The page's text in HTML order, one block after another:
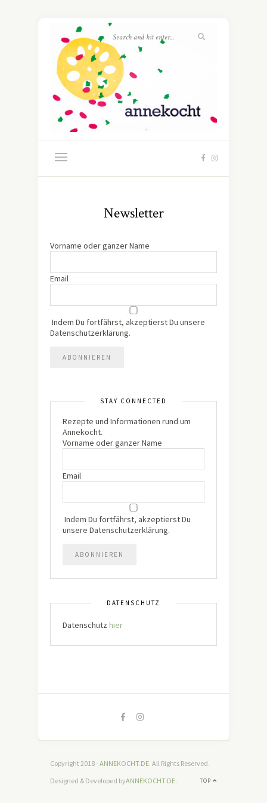
Newsletter
Vorname oder ganzer Name
Email
Indem Du fortfährst, akzeptierst Du unsere
Datenschutzerklärung.
STAY CONNECTED
Rezepte und Informationen rund um
Annekocht.
Vorname oder ganzer Name
Email
Indem Du fortfährst, akzeptierst Du
unsere Datenschutzerklärung.
DATENSCHUTZ
Datenschutz hier
Copyright 2018 - ANNEKOCHT.DE. All Rights Reserved.
TOP
Designed & Developed byANNEKOCHT.DE.